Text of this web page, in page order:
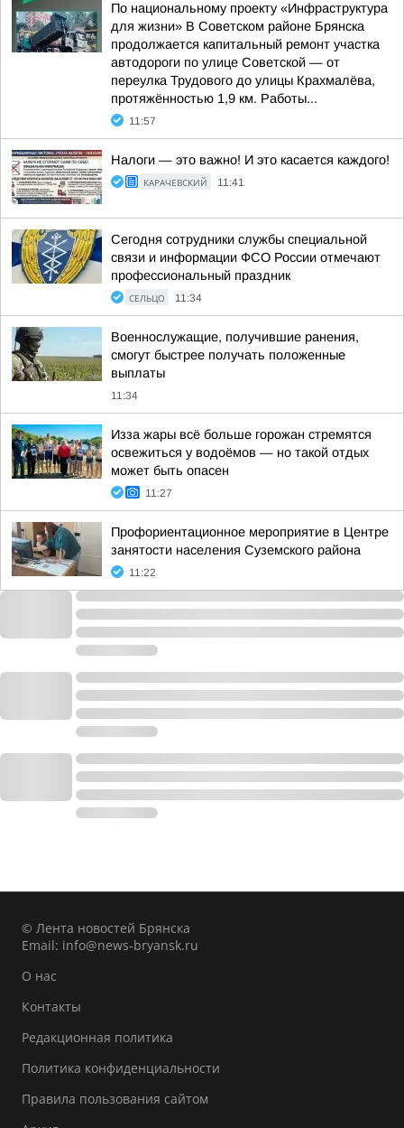
По национальному проекту «Инфраструктура
для жизни» В Советском районе Брянска
продолжается капитальный ремонт участка
автодороги по улице Советской — от
переулка Трудового до улицы Крахмалёва,
протяжённостью 1,9 км. Работы...
11:57
Налоги — это важно! И это касается каждого!
КАРАЧЕВСКИЙ 11:41
Сегодня сотрудники службы специальной
связи и информации ФСО России отмечают
профессиональный праздник
СЕЛЬЦО 11:34
Военнослужащие, получившие ранения,
смогут быстрее получать положенные
выплаты
11:34
Изза жары всё больше горожан стремятся
освежиться у водоёмов — но такой отдых
может быть опасен
11:27
Профориентационное мероприятие в Центре
занятости населения Суземского района
11:22
© Лента новостей Брянска
Email: info@news-bryansk.ru
О нас
Контакты
Редакционная политика
Политика конфиденциальности
Правила пользования сайтом